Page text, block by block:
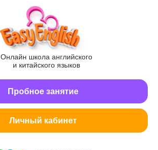
Онлайн школа английского
и китайского языков
Пробное занятие
Личный кабинет